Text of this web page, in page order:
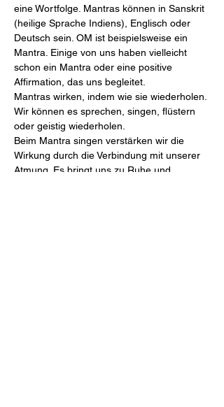
eine Wortfolge. Mantras können in Sanskrit
(heilige Sprache Indiens), Englisch oder
Deutsch sein. OM ist beispielsweise ein
Mantra. Einige von uns haben vielleicht
schon ein Mantra oder eine positive
Affirmation, das uns begleitet.
Mantras wirken, indem wie sie wiederholen.
Wir können es sprechen, singen, flüstern
oder geistig wiederholen.
Beim Mantra singen verstärken wir die
Wirkung durch die Verbindung mit unserer
Atmung. Es bringt uns zu Ruhe und